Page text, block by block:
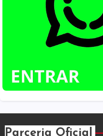
Parceria Oficial